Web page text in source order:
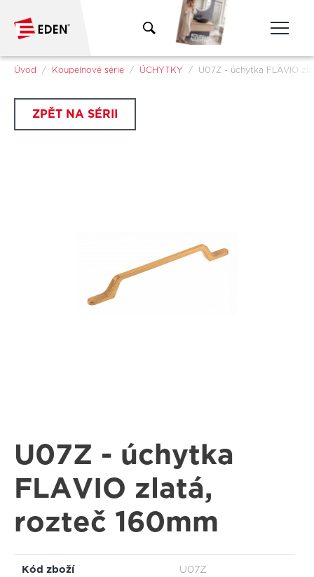
Jsi tady:
Úvod Koupelnové série ÚCHYTKY U07Z - úchytka FLAVIO
ZPĚT NA SÉRII
U07Z - úchytka
FLAVIO zlatá,
rozteč 160mm
Kód zboží U07Z